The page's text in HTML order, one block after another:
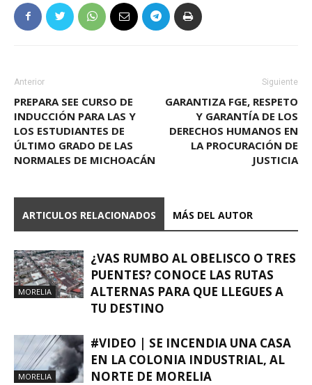
Anterior
PREPARA SEE CURSO DE
INDUCCIÓN PARA LAS Y
LOS ESTUDIANTES DE
ÚLTIMO GRADO DE LAS
NORMALES DE MICHOACÁN
Siguiente
GARANTIZA FGE, RESPETO
Y GARANTÍA DE LOS
DERECHOS HUMANOS EN
LA PROCURACIÓN DE
JUSTICIA
ARTICULOS RELACIONADOS MÁS DEL AUTOR
MORELIA
¿VAS RUMBO AL OBELISCO O TRES
PUENTES? CONOCE LAS RUTAS
ALTERNAS PARA QUE LLEGUES A
TU DESTINO
MORELIA
#VIDEO | SE INCENDIA UNA CASA
EN LA COLONIA INDUSTRIAL, AL
NORTE DE MORELIA